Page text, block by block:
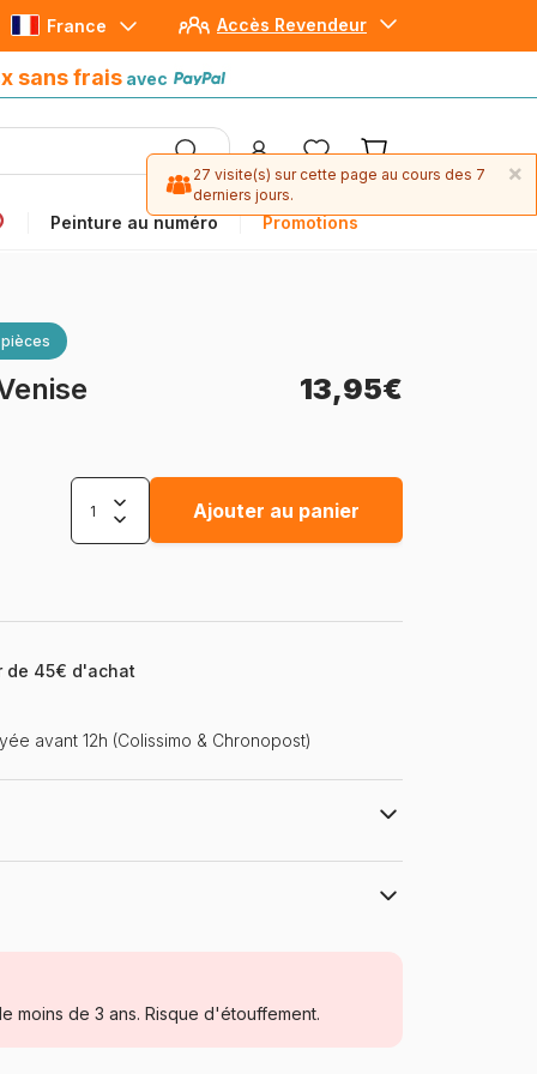
Accès Revendeur
France
sans frais avec
Peinture au numéro Promotions
avec Paypal
13,95€
Ajouter au panier
de 45€ d'achat
avant 12h (Colissimo & Chronopost)
Puzzle pour Adultes (500 à 48.000
moins de 3 ans. Risque d'étouffement.
×
27 visite(s) sur cette page au cours des 7
derniers jours.